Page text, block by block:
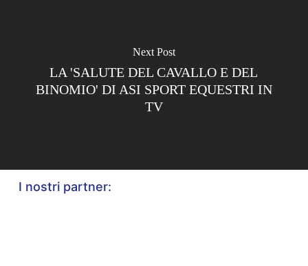
Next Post
LA 'SALUTE DEL CAVALLO E DEL
BINOMIO' DI ASI SPORT EQUESTRI IN
TV
I nostri partner: